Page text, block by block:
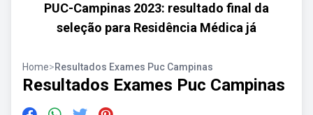
PUC-Campinas 2023: resultado final da
seleção para Residência Médica já
Home>Resultados Exames Puc Campinas
Resultados Exames Puc Campinas